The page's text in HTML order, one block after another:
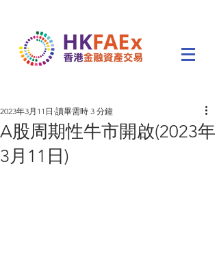
A股周期性牛市開啟(2023年
3月11日)
2023年3月11日 讀畢需時 3 分鐘